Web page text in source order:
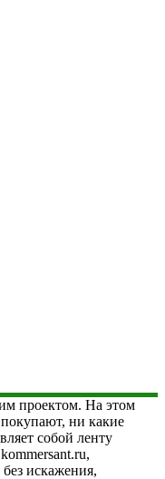
проектом. На этом
ни какие
собой ленту
искажения,